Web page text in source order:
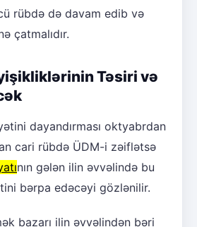
rübdə də davam edib və
çatmalıdır.
Təsiri və
dayandırması oktyabrdan
cari rübdə ÜDM-i zəiflətsə
nın gələn ilin əvvəlində bu
bərpa edəcəyi gözlənilir.
bazarı ilin əvvəlindən bəri